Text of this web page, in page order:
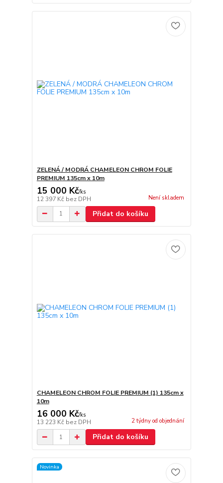
ZELENÁ / MODRÁ CHAMELEON CHROM FOLIE
PREMIUM 135cm x 10m
15 000 Kč/ks
12 397 Kč bez DPH Není skladem
Přidat do košíku
CHAMELEON CHROM FOLIE PREMIUM (1) 135cm x
10m
16 000 Kč/ks
13 223 Kč bez DPH 2 týdny od objednání
Přidat do košíku
Novinka